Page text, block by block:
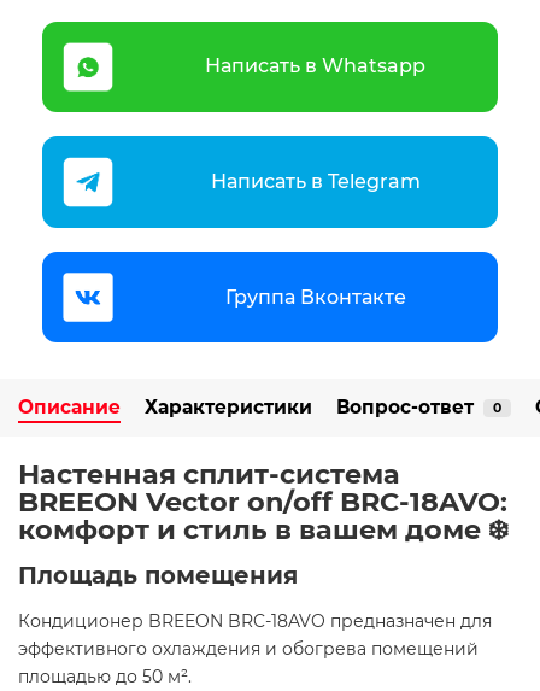
Написать в Whatsapp
Написать в Telegram
Группа Вконтакте
Описание Характеристики Вопрос-ответ 0
Настенная сплит-система
BREEON Vector on/off BRC-18AVO:
комфорт и стиль в вашем доме ❄️
Площадь помещения
Кондиционер BREEON BRC-18AVO предназначен для
эффективного охлаждения и обогрева помещений
площадью до 50 м². ​